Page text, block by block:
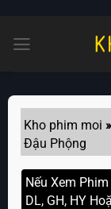
content
Kho phim moi
Đậu Phộng
Nếu Xem
DL, GH, HY